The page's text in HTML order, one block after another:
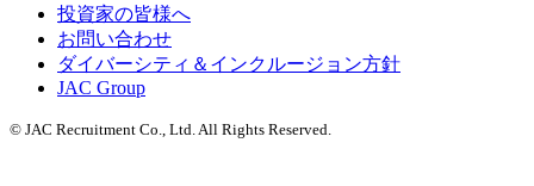
投資家の皆様へ
お問い合わせ
ダイバーシティ＆インクルージョン方針
JAC Group
© JAC Recruitment Co., Ltd. All Rights Reserved.